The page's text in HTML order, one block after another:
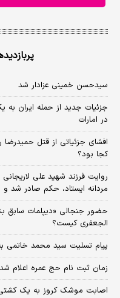
سیدحسن خمینی عزادار شد
جزئیات جدید از حمله ایران به
در امارات
افشای جزئیاتی از قتل
کجا بود؟
روایت فرزند شهید علی
مردانه ایستاد، حکم صادر شد
حضور جنجالی «دیپلمات سابق
الجعفری کیست؟
پیام تسلیت سید محمد
زمان ثبت‌ نام حج عمره
اصابت موشک کروز به یک